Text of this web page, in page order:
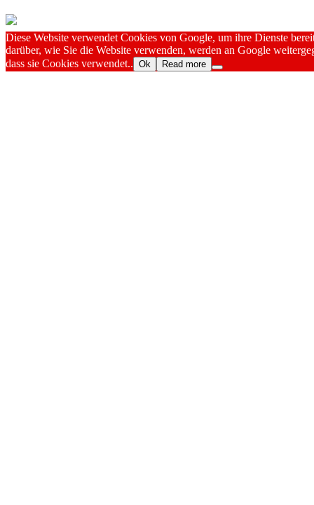
Diese Website verwendet Cookies von Google, um ihre Dienste
darüber, wie Sie die Website verwenden, werden an Google
dass sie Cookies verwendet.. Ok Read more